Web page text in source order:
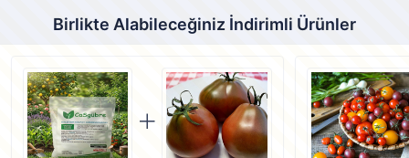
Birlikte Alabileceğiniz İndirimli Ürünler